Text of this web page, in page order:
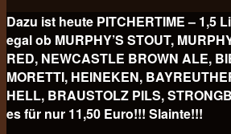
Dazu ist heute PITCHERTIME – 1,5
egal ob MURPHY’S STOUT,
RED, NEWCASTLE BROWN ALE,
MORETTI, HEINEKEN,
HELL, BRAUSTOLZ PILS,
es für nur 11,50 Euro!!! Slainte!!!